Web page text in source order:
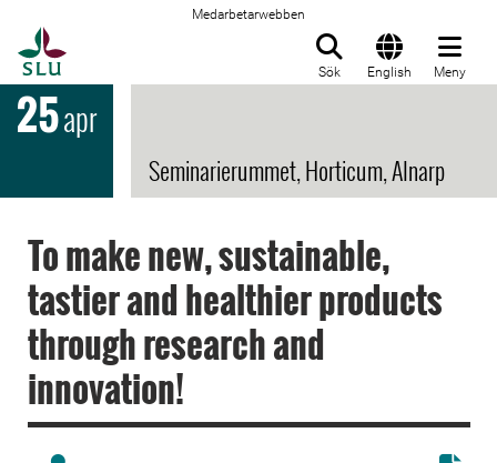
Medarbetarwebben
Sök English Meny
25apr
Seminarierummet, Horticum, Alnarp
To make new, sustainable,
tastier and healthier products
through research and
innovation!